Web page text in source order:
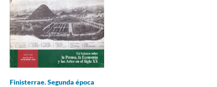
Finisterrae. Segunda época